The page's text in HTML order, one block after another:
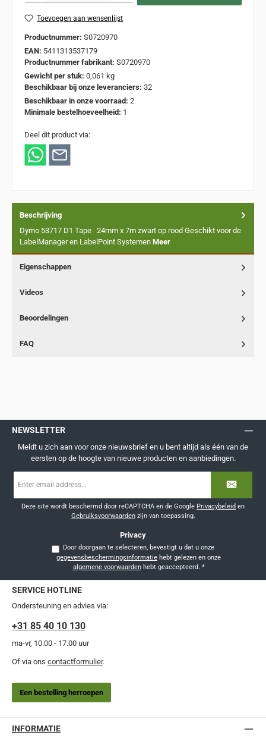
Toevoegen aan wensenlijst
Productnummer: S0720970
EAN: 5411313537179
Productnummer fabrikant: S0720970
Gewicht per stuk: 0,061 kg
Beschikbaar bij onze leveranciers: 32
Beschikbaar in onze voorraad: 2
Minimale bestelhoeveelheid: 1
Deel dit product via:
Beschrijving
Dymo 53717 D1 Tape 24mm x 7m zwart op rood Geschikt voor de
LabelManager en LabelPoint Systemen Meer
Eigenschappen
Videos
Beoordelingen
FAQ
NEWSLETTER
Meldt u zich aan voor onze nieuwsbrief en u bent altijd als één van de
eersten op de hoogte van nieuwe producten en aanbiedingen.
mailadres
Deze site wordt beschermd door reCAPTCHA en de Google Privacybeleid en
Gebruiksvoorwaardenzijn van toepassing.
Privacy
Door doorgaan te selecteren, bevestigt u dat u onze
gegevensbeschermingsinformatie
algemene voorwaardenhebt geaccepteerd. *
SERVICE HOTLINE
Ondersteuning en advies via:
+31 85 40 10 130
ma-vr, 10.00 - 17.00 uur
Of via ons contactformulier.
Een bestelling herroepen
INFORMATIE